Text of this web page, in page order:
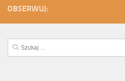
OBSERWUJ:
Szukaj: